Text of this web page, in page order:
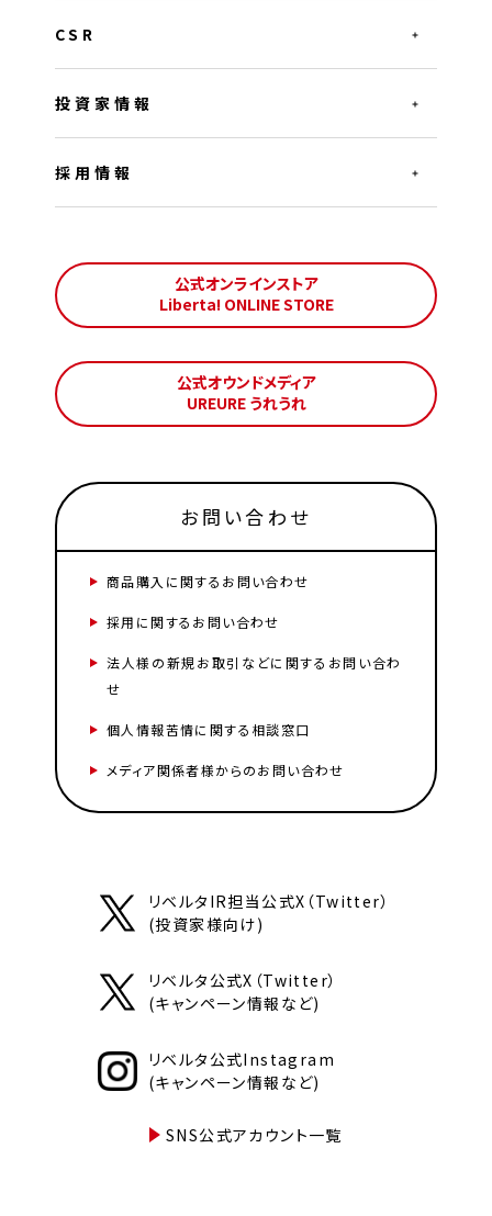
CSR
投資家情報
採用情報
公式オンラインストア
Liberta! ONLINE STORE
公式オウンドメディア
UREURE うれうれ
お問い合わせ
商品購入に関するお問い合わせ
採用に関するお問い合わせ
法人様の新規お取引などに関するお問い合わ
せ
個人情報苦情に関する相談窓口
メディア関係者様からのお問い合わせ
リベルタIR担当公式X（Twitter）
(投資家様向け)
リベルタ公式X（Twitter）
(キャンペーン情報など)
リベルタ公式Instagram
(キャンペーン情報など)
SNS公式アカウント一覧